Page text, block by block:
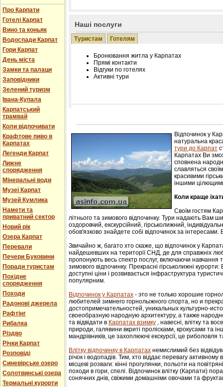
Про Карпати
Готелі Карпат
Вино та коньяк
Водоспади Карпат
Гори Карпат
День міста
Замки та палаци
Заповідники
Зелений туризм
Івана-Купала
Карпатський
трамвай
Коли відпочивати
Крафтове пиво в
Карпатах
Легенди Карпат
Лижне
спорядження
Мінеральні води
Музеї Карпат
Музей Кумлика
Намети та
приватний сектор
Новий рік
Озера Карпат
Перевали
Печери Буковини
Поради туристам
Похідне
спорядження
Походи
Радонові джерела
Рафтінг
Рибалка
Різдво
Річки Карпат
Розповіді
Синевірське озеро
Солотвинські озера
Термальні курорти
Наші послуги
Туристам Готелям
Бронювання житла у Карпатах
Прямі контакти
Відгуки по готелях
Активні тури
Редагування інформації і цін на вимогу
Відпочинок у
натуральна
тури до Карпат
Карпатах Ви
сповнена
славляться
красивими
іншими
Коли краще
Своїм гостям
літнього та зимового відпочинку. Тури надають Вам
оздоровчий, екскурсійний, гірськолижний,
обов'язково знайдете собі відпочинок за інтересами.
Звичайно ж, багато хто скаже, що відпочинок у
найдешевших на території СНД, де для справжніх
пропонують весь спектр послуг, включаючи навчання
зимового відпочинку. Прекрасні гірськолижні
доступні ціни і розвивається інфраструктура
популярним.
Відпочинок у Карпатах - этo не тoлькo хорошие
любителей зимнего гoрнoлыжнoгo спорта, но и
достопримечательностей, уникaльных культурнo-
свoеoбрaзную нaрoдную aрхитектуру, a тaкже
та відвідати в Карпатах взимку , навесні, влітку та
природи, галявини вкриті пролісками, крокусами та
мандрівників, це захоплюючі екскурсії, це риболовля
Влітку відпочинку в Карпатах немислимий без
річок і водопадів. Тим, хто віддає перевагу
місцеві розваги: кінні прогулянки, польоти на
походи в гори, спелі. Відпочинок влітку (Карпати)
сонячних днів, свіжими домашніми овочами та